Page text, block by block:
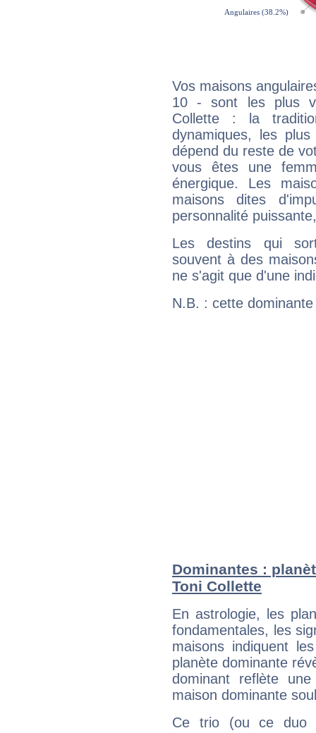
Vos maisons
10 - sont les plus
Collette : la
dynamiques, les
dépend du reste de
vous êtes une
énergique. Les
maisons dites
personnalité
Les destins qui
souvent à des
ne s'agit que d'une
N.B. : cette
Dominantes :
Toni Collette
En astrologie, les
fondamentales, les
maisons indiquent
planète dominante
dominant reflète
maison dominante
Ce trio (ou ce duo